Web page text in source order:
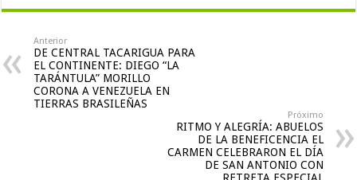
Anterior
DE CENTRAL TACARIGUA PARA
EL CONTINENTE: DIEGO “LA
TARÁNTULA” MORILLO
CORONA A VENEZUELA EN
TIERRAS BRASILEÑAS
Próximo
RITMO Y ALEGRÍA: ABUELOS
DE LA BENEFICENCIA EL
CARMEN CELEBRARON EL DÍA
DE SAN ANTONIO CON